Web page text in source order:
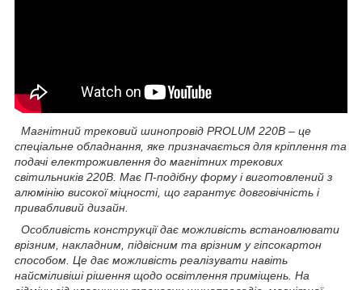
Магнітний трековий шинопровід PROLUM 220В – це
спеціальне обладнання, яке призначається для кріплення та
подачі електроживлення до магнітних трекових
світильників 220В. Має П-подібну форму і виготовлений з
алюмінію високої міцності, що гарантує довговічність і
привабливий дизайн.
Особливість конструкції дає можливість встановлювати
врізним, накладним, підвісним та врізним у гіпсокартон
способом. Це дає можливість реалізувати навіть
найсміливіші рішення щодо освітлення приміщень. На